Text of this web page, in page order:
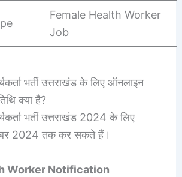
Female Health Worker
Job
भर्ती उत्तराखंड के लिए ऑनलाइन
क्या है?
भर्ती उत्तराखंड 2024 के लिए
2024 तक कर सकते हैं।
Worker Notification